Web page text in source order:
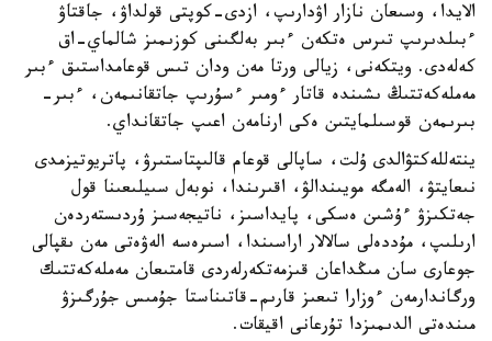
الايدا، وسىعان نازار اۋدارىپ، ازدى-كوپتى قولداۋ، جاقتاۋ
ءبىلدىرىپ تىرس ەتكەن ءبىر بەلگىنى كوزىمىز شالماي-اق
كەلەدى. ويتكەنى، زيالى ورتا مەن ودان تىس قوعامداستىق ءبىر
مەملەكەتتىڭ ىشىندە قاتار ءومىر ءسۇرىپ جاتقانىمەن، ءبىر-
بىرىمەن قوسىلمايتىن ەكى ارنامەن اعىپ جاتقانداي.
ينتەللەكتۋالدى ۇلت، ساپالى قوعام قالىپتاستىرۋ، پاتريوتيزمدى
نىعايتۋ، الەمگە مويىندالۋ، اقىرىندا، نوبەل سىيلىعىنا قول
جەتكىزۋ ءۇشىن ەسكى، پايداسىز، ناتيجەسىز ۇردىستەردەن
ارىلىپ، مۇددەلى سالالار اراسىندا، اسىرەسە الەۋەتى مەن ىقپالى
جوعارى سان مىڭداعان قىزمەتكەرلەردى قامتىعان مەملەكەتتىك
ورگاندارمەن ءوزارا تىعىز قارىم-قاتىناستا جۇمىس جۇرگىزۋ
مىندەتى الدىمىزدا تۇرعانى اقيقات.